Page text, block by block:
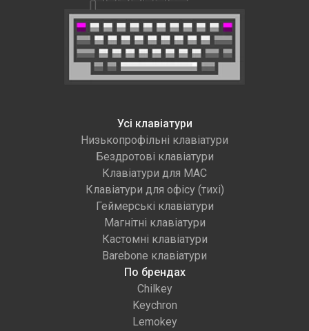
Усі клавіатури
Низькопрофільні клавіатури
Бездротові клавіатури
Клавіатури для MAC
Клавіатури для офісу (тихі)
Геймерські клавіатури
Магнітні клавіатури
Кастомні клавіатури
Barebone клавіатури
По брендах
Chilkey
Keychron
Lemokey